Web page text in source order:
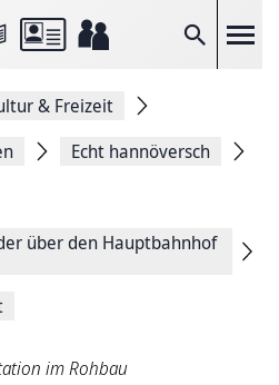
Suche
& Freizeit
Echt hannöversch
über den Hauptbahnhof
im Rohbau